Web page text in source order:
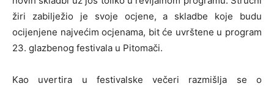
žiri zabilježio je svoje ocjene, a skladbe koje budu
ocijenjene najvećim ocjenama, bit će uvrštene u program
23. glazbenog festivala u Pitomači.
Kao uvertira u festivalske večeri razmišlja se o